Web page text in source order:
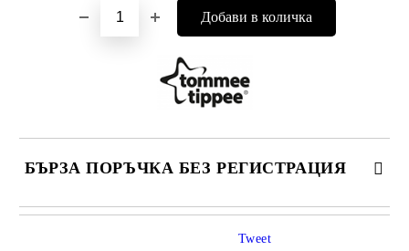
БЪРЗА ПОРЪЧКА БЕЗ РЕГИСТРАЦИЯ
САМО ПОПЪЛНЕТЕ 4 ПОЛЕТА
Tweet